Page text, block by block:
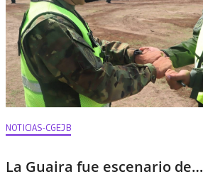
NOTICIAS-CGEJB
La Guaira fue escenario de…